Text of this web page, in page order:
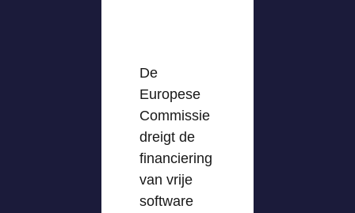
De
Europese
Commissie
dreigt de
financiering
van vrije
software